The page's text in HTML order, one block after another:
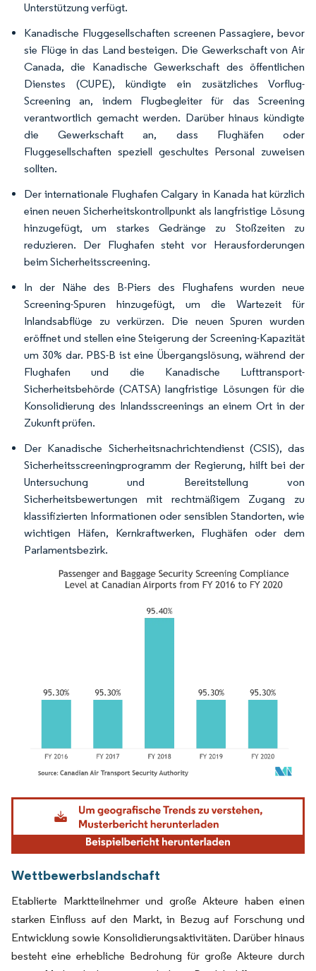
Unterstützung verfügt.
Kanadische Fluggesellschaften screenen Passagiere, bevor
sie Flüge in das Land besteigen. Die Gewerkschaft von Air
Canada, die Kanadische Gewerkschaft des öffentlichen
Dienstes (CUPE), kündigte ein zusätzliches Vorflug-
Screening an, indem Flugbegleiter für das Screening
verantwortlich gemacht werden. Darüber hinaus kündigte
die Gewerkschaft an, dass Flughäfen oder
Fluggesellschaften speziell geschultes Personal zuweisen
sollten.
Der internationale Flughafen Calgary in Kanada hat kürzlich
einen neuen Sicherheitskontrollpunkt als langfristige Lösung
hinzugefügt, um starkes Gedränge zu Stoßzeiten zu
reduzieren. Der Flughafen steht vor Herausforderungen
beim Sicherheitsscreening.
In der Nähe des B-Piers des Flughafens wurden neue
Screening-Spuren hinzugefügt, um die Wartezeit für
Inlandsabflüge zu verkürzen. Die neuen Spuren wurden
eröffnet und stellen eine Steigerung der Screening-Kapazität
um 30% dar. PBS-B ist eine Übergangslösung, während der
Flughafen und die Kanadische Lufttransport-
Sicherheitsbehörde (CATSA) langfristige Lösungen für die
Konsolidierung des Inlandsscreenings an einem Ort in der
Zukunft prüfen.
Der Kanadische Sicherheitsnachrichtendienst (CSIS), das
Sicherheitsscreeningprogramm der Regierung, hilft bei der
Untersuchung und Bereitstellung von
Sicherheitsbewertungen mit rechtmäßigem Zugang zu
klassifizierten Informationen oder sensiblen Standorten, wie
wichtigen Häfen, Kernkraftwerken, Flughäfen oder dem
Parlamentsbezirk.
Bild © Mordor Intelligence. Wiederverwendung erfordert Namensnennung gemäß
Wettbewerbslandschaft
Etablierte Marktteilnehmer und große Akteure haben einen
starken Einfluss auf den Markt, in Bezug auf Forschung und
Entwicklung sowie Konsolidierungsaktivitäten. Darüber hinaus
besteht eine erhebliche Bedrohung für große Akteure durch